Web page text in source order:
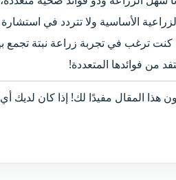
الأساسية ولا تتردد في
كنت ترغب في تجربة زراعة نبتة تجمع
من فوائدها المتعددة!
هذا المقال مفيدًا لك! إذا كان لديك